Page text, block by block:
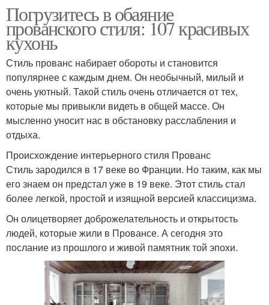
Погрузитесь в обаяние
прованского стиля: 107 красивых
кухонь
Стиль прованс набирает обороты и становится
популярнее с каждым днем. Он необычный, милый и
очень уютный. Такой стиль очень отличается от тех,
которые мы привыкли видеть в общей массе. Он
мысленно уносит нас в обстановку расслабления и
отдыха.
Происхождение интерьерного стиля Прованс
Стиль зародился в 17 веке во Франции. Но таким, как мы
его знаем он предстал уже в 19 веке. Этот стиль стал
более легкой, простой и изящной версией классицизма.
Он олицетворяет доброжелательность и открытость
людей, которые жили в Провансе. А сегодня это
послание из прошлого и живой памятник той эпохи.